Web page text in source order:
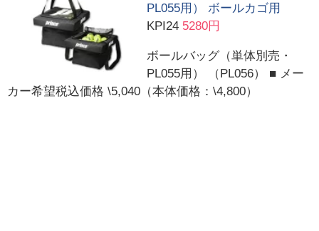
PL055用） ボールカゴ用
KPI24 5280円
ボールバッグ（単体別売・
PL055用） （PL056） ■ メー
カー希望税込価格 \5,040（本体価格：\4,800）